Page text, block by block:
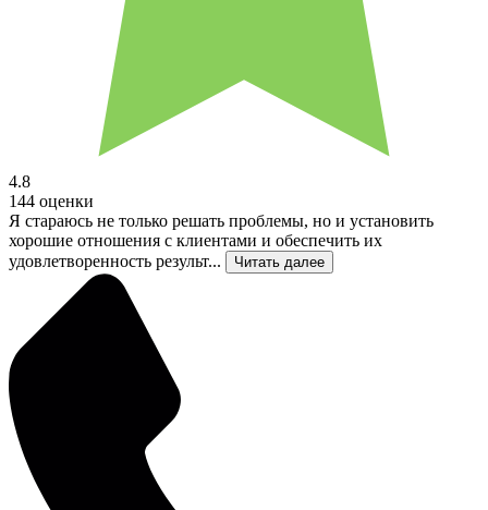
4.8
144 оценки
Я стараюсь не только решать проблемы, но и установить
хорошие отношения с клиентами и обеспечить их
удовлетворенность результ...
Читать далее